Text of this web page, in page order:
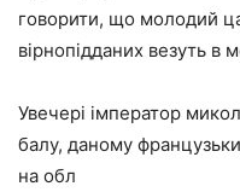
говорити, що молодий
вірнопідданих везуть в
Увечері імператор
балу, даному
на обл